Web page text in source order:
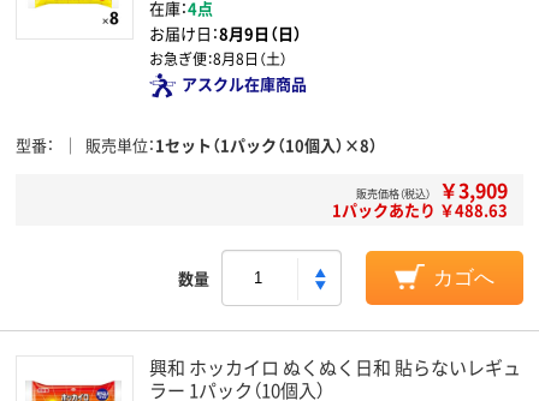
在庫：4点
お届け日：8月9日（日）
お急ぎ便：8月8日（土）
アスクル在庫商品
型番 販売単位 1セット（1パック（10個入）×8）
販売価格（税込） ￥3,909
1パックあたり ￥488.63
数量 カゴへ
興和 ホッカイロ ぬくぬく日和 貼らないレギュ
ラー 1パック（10個入）